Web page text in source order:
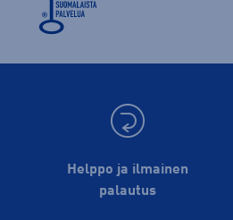
Helppo ja ilmainen
palautus